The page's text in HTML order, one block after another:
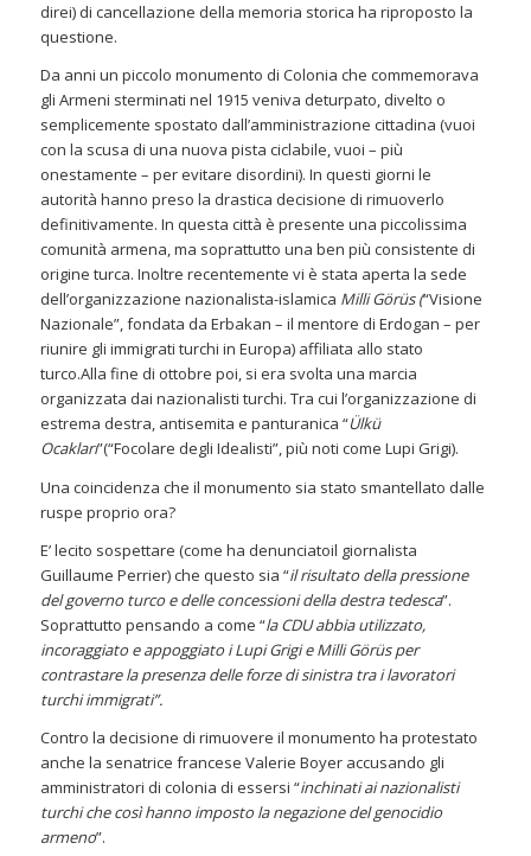
direi) di cancellazione della memoria storica ha riproposto la
questione.
Da anni un piccolo monumento di Colonia che commemorava
gli Armeni sterminati nel 1915 veniva deturpato, divelto o
semplicemente spostato dall’amministrazione cittadina (vuoi
con la scusa di una nuova pista ciclabile, vuoi – più
onestamente – per evitare disordini). In questi giorni le
autorità hanno preso la drastica decisione di rimuoverlo
definitivamente. In questa città è presente una piccolissima
comunità armena, ma soprattutto una ben più consistente di
origine turca. Inoltre recentemente vi è stata aperta la sede
dell’organizzazione nazionalista-islamica Milli Görüs (“Visione
Nazionale”, fondata da Erbakan – il mentore di Erdogan – per
riunire gli immigrati turchi in Europa) affiliata allo stato
turco.Alla fine di ottobre poi, si era svolta una marcia
organizzata dai nazionalisti turchi. Tra cui l’organizzazione di
estrema destra, antisemita e panturanica “Ülkü
Ocakları”(“Focolare degli Idealisti”, più noti come Lupi Grigi).
Una coincidenza che il monumento sia stato smantellato dalle
ruspe proprio ora?
E’ lecito sospettare (come ha denunciatoil giornalista
Guillaume Perrier) che questo sia “il risultato della pressione
del governo turco e delle concessioni della destra tedesca”.
Soprattutto pensando a come “la CDU abbia utilizzato,
incoraggiato e appoggiato i Lupi Grigi e Milli Görüs per
contrastare la presenza delle forze di sinistra tra i lavoratori
turchi immigrati”.
Contro la decisione di rimuovere il monumento ha protestato
anche la senatrice francese Valerie Boyer accusando gli
amministratori di colonia di essersi “inchinati ai nazionalisti
turchi che così hanno imposto la negazione del genocidio
armeno”.